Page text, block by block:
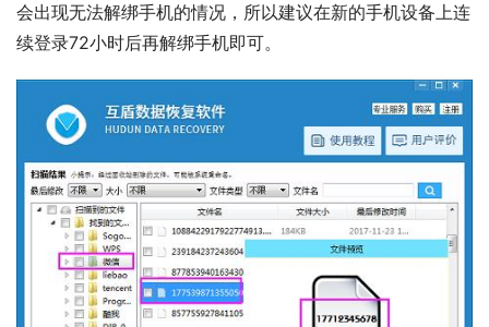
会出现无法解绑手机的情况，所以建议在新的手机设备上连
续登录72小时后再解绑手机即可。